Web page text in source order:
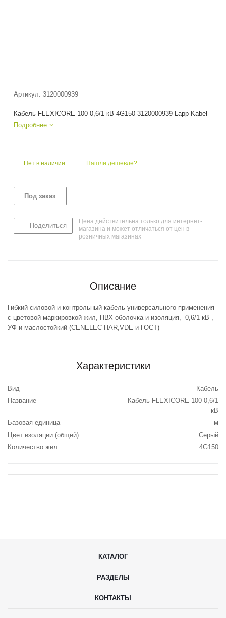
Артикул: 3120000939
Кабель FLEXICORE 100 0,6/1 кВ 4G150 3120000939 Lapp Kabel
Подробнее
Нет в наличии Нашли дешевле?
Под заказ
Поделиться
Цена действительна только для интернет-
магазина и может отличаться от цен в
розничных магазинах
Описание
Гибкий силовой и контрольный кабель универсального применения
с цветовой маркировкой жил, ПВХ оболочка и изоляция, 0,6/1 кВ ,
УФ и маслостойкий (CENELEC HAR,VDE и ГОСТ)
Характеристики
Вид
Кабель
Название
Кабель FLEXICORE 100 0,6/1
кВ
Базовая единица
м
Цвет изоляции (общей)
Серый
Количество жил
4G150
КАТАЛОГ
РАЗДЕЛЫ
КОНТАКТЫ